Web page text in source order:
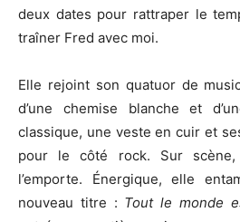
deux dates pour rattraper le
traîner Fred avec moi.
Elle rejoint son quatuor de
d’une chemise blanche et
classique, une veste en cuir et
pour le côté rock. Sur
l’emporte. Énergique, elle
nouveau titre : Tout le monde